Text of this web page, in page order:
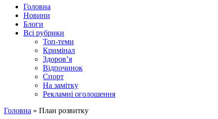
Головна
Новини
Блоги
Всі рубрики
Топ-теми
Кримінал
Здоров’я
Відпочинок
Спорт
На замітку
Рекламні оголошення
Головна » План розвитку